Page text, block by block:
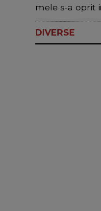
mele s-a oprit
DIVERSE